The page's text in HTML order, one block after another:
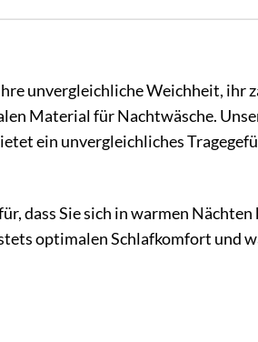
unvergleichliche Weichheit, ihr
Material für Nachtwäsche.
ein unvergleichliches
dass Sie sich in warmen Nächten
optimalen Schlafkomfort und